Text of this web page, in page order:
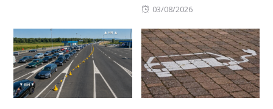
Posted
03/08/2026